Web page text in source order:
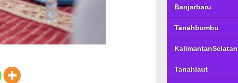
Banjarbaru
Tanahbumbu
KalimantanSelatan
Tanahlaut